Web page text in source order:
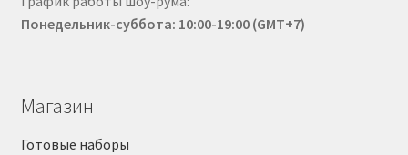
Понедельник-суббота: 10:00-19:00 (GMT+7)
Магазин
Готовые наборы